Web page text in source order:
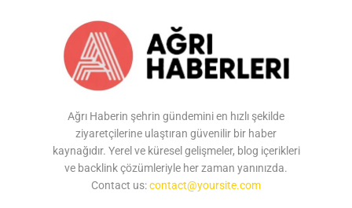
Ağrı Haberin şehrin gündemini en hızlı şekilde
ziyaretçilerine ulaştıran güvenilir bir haber
kaynağıdır. Yerel ve küresel gelişmeler, blog içerikleri
ve backlink çözümleriyle her zaman yanınızda.
Contact us:contact@yoursite.com